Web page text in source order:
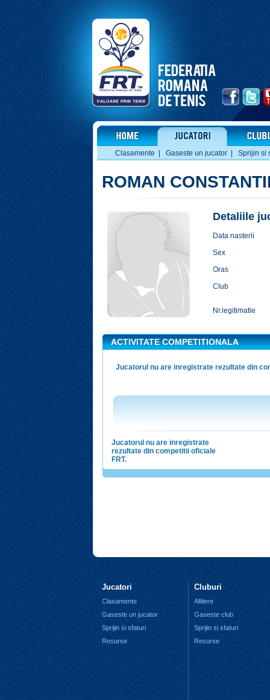
Clasamente Gaseste un jucator Sprijin si
ROMAN
Detaliile
Data nasterii
Sex
Oras
Club
Nr.legitimatie
ACTIVITATE COMPETITIONALA
Jucatorul nu are inregistrate rezultate din
Jucatorul nu are inregistrate
rezultate din competitii oficiale
FRT.
Jucatori
Clasamente
Gaseste un jucator
Sprijin si sfaturi
Resurse
Cluburi
Afiliere
Gaseste club
Sprijin si sfaturi
Resurse